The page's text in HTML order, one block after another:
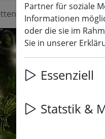
Partner für soziale
Informationen
oder die sie im
Sie in unserer
Essenziell
Statstik &